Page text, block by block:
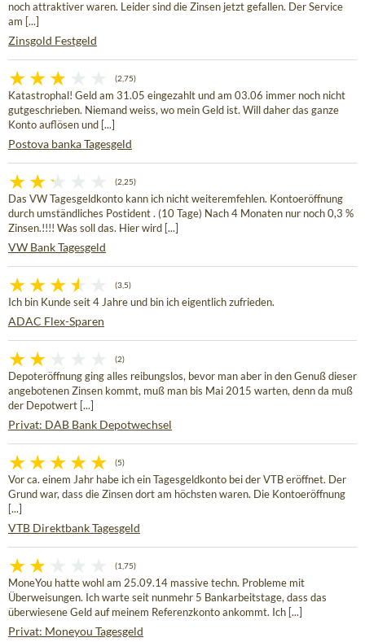
noch attraktiver waren. Leider sind die Zinsen jetzt gefallen. Der Service
am [...]
Zinsgold Festgeld
(2,75)
Katastrophal! Geld am 31.05 eingezahlt und am 03.06 immer noch nicht
gutgeschrieben. Niemand weiss, wo mein Geld ist. Will daher das ganze
Konto auflösen und [...]
Postova banka Tagesgeld
(2,25)
Das VW Tagesgeldkonto kann ich nicht weiteremfehlen. Kontoeröffnung
durch umständliches Postident . (10 Tage) Nach 4 Monaten nur noch 0,3 %
Zinsen.!!!! Was soll das. Hier wird [...]
VW Bank Tagesgeld
(3,5)
Ich bin Kunde seit 4 Jahre und bin ich eigentlich zufrieden.
ADAC Flex-Sparen
(2)
Depoteröffnung ging alles reibungslos, bevor man aber in den Genuß dieser
angebotenen Zinsen kommt, muß man bis Mai 2015 warten, denn da muß
der Depotwert [...]
Privat: DAB Bank Depotwechsel
(5)
Vor ca. einem Jahr habe ich ein Tagesgeldkonto bei der VTB eröffnet. Der
Grund war, dass die Zinsen dort am höchsten waren. Die Kontoeröffnung
[...]
VTB Direktbank Tagesgeld
(1,75)
MoneYou hatte wohl am 25.09.14 massive techn. Probleme mit
Überweisungen. Ich warte seit nunmehr 5 Bankarbeitstage, dass das
überwiesene Geld auf meinem Referenzkonto ankommt. Ich [...]
Privat: Moneyou Tagesgeld